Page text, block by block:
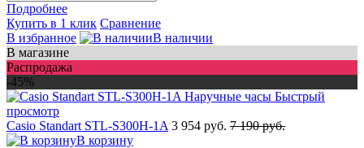
Подробнее
Купить в 1 клик Сравнение
В избранное
В наличии
В магазине
Распродажа
-45%
Быстрый
просмотр
Casio Standart STL-S300H-1A 3 954 руб. 7 190 руб.
В корзину